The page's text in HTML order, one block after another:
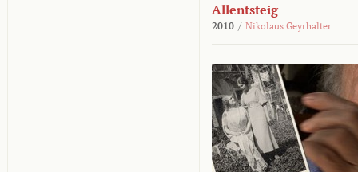
Allentsteig
2010 / Nikolaus Geyrhalter